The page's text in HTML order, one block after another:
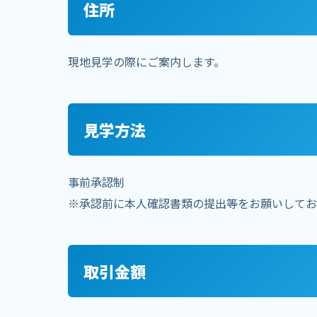
住所
現地見学の際にご案内します。
見学方法
事前承認制
※承認前に本人確認書類の提出等をお願いして
取引金額